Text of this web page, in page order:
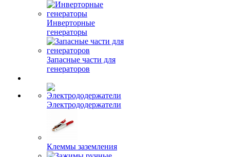
Инверторные
генераторы
Запасные части для
генераторов
Электрододержатели
Клеммы заземления